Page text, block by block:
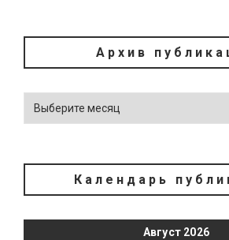
Архив
Календарь
Август 2026